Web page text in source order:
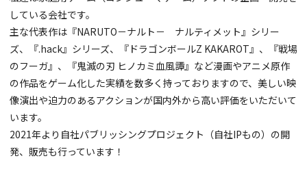
している会社です。
主な代表作は『NARUTO－ナルト－ ナルティメット』シリー
ズ、『.hack』シリーズ、『ドラゴンボールZ KAKAROT』、『戦場
のフーガ』、『鬼滅の刃 ヒノカミ血風譚』など漫画やアニメ原作
の作品をゲーム化した実績を数多く持っておりますので、美しい映
像演出や迫力のあるアクションが国内外から高い評価をいただいて
います。
2021年より自社パブリッシングプロジェクト（自社IPもの）の開
発、販売も行っています！